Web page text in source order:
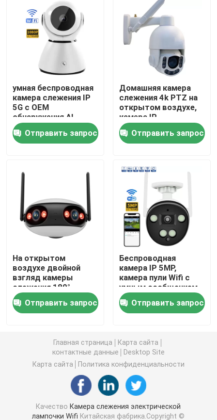
О нас
Экскурсия по заводу
Контроль качества
Свяжитесь с нами
Новости
Камера слежения электрической лампочки Wifi
Крытые домашние камеры слежения
На открытом воздухе водоустойчивая камера
солнечная камера 4G
Беспроводная камера IP
Умная беспроводная камера Wifi
Камера PTZ на открытом воздухе
умная беспроводная
камера слежения IP
5G с OEM
обнаружения AI
человеческим
Отправить запрос
Домашняя камера
слежения 4k PTZ на
открытом воздухе,
камера IP
наблюдения
водоустойчивая
Отправить запрос
На открытом
воздухе двойной
взгляд камеры
слежения 180°
объектива 2K WiFi
ультра
широкоформатный
Отправить запрос
Беспроводная
камера IP 5MP,
камера пули Wifi с
умным сообщением
сообщая сигналы
тревоги
Отправить запрос
Главная страница
Карта сайта
контактные данные
Desktop Site
Карта сайта
Политика конфиденциальности
Качество Камера слежения электрической
лампочки Wifi Китайская фабрика.Copyright ©